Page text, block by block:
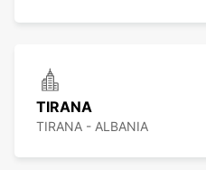
TIRANA
TIRANA - ALBANIA